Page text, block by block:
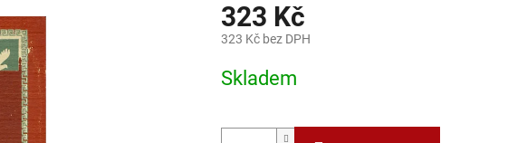
323 Kč
323 Kč bez DPH
cena:
Skladem